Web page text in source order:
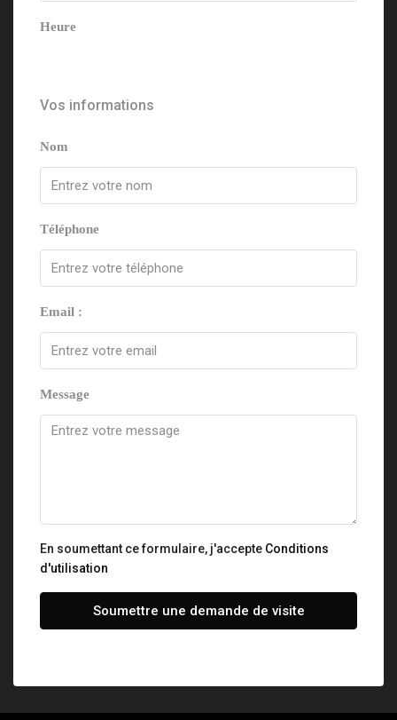
Heure
Vos informations
Nom
Téléphone
Email :
Message
En soumettant ce formulaire, j'accepte Conditions
d'utilisation
Soumettre une demande de visite